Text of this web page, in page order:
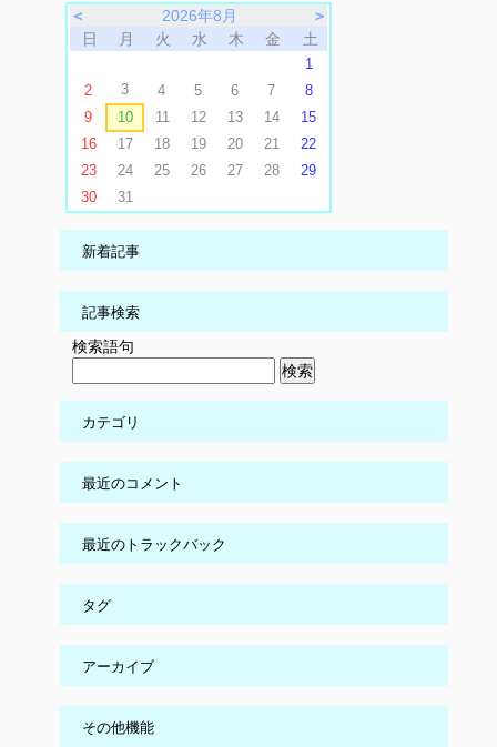
＜ 2026年8月
＞
日
月 火 水 木 金 土
1
2
3 4 5 6 7
8
9
10 11 12 13 14
15
16
17 18 19 20 21
22
23
24 25 26 27 28
29
30
31
新着記事
記事検索
検索語句
カテゴリ
最近のコメント
最近のトラックバック
タグ
アーカイブ
その他機能